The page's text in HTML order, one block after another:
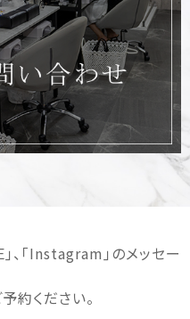
、｢Instagram｣のメッセー
約ください。